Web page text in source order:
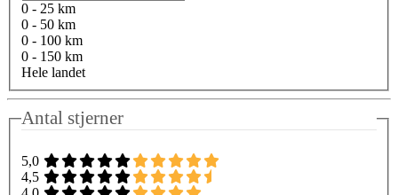
0 - 25 km
0 - 50 km
0 - 100 km
0 - 150 km
Hele landet
Antal stjerner
5,0
4,5